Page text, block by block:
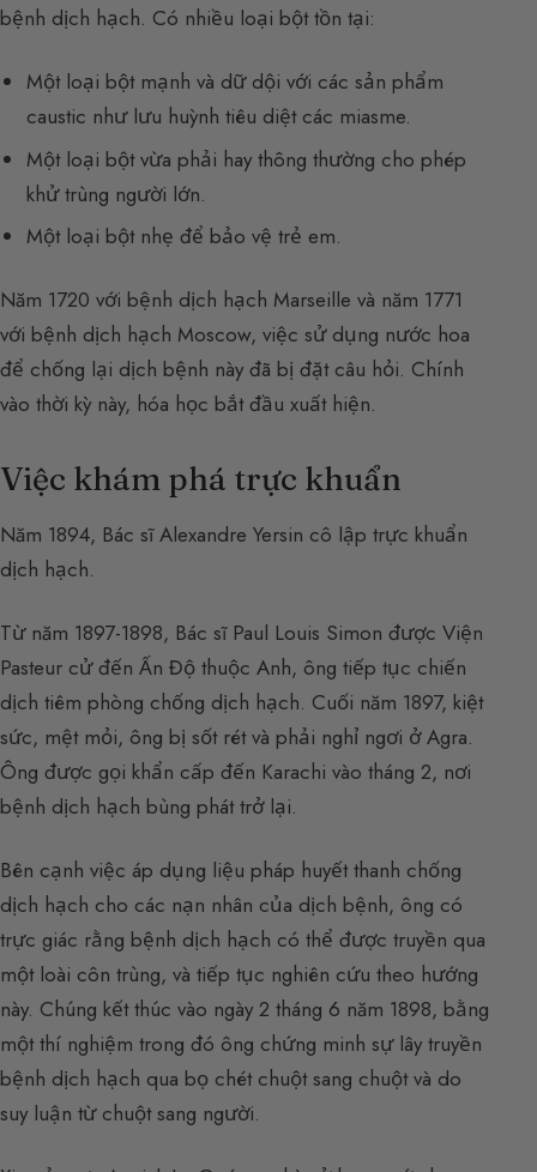
bệnh dịch hạch. Có nhiều loại bột tồn tại:
Một loại bột mạnh và dữ dội với các sản phẩm
caustic như lưu huỳnh tiêu diệt các miasme.
Một loại bột vừa phải hay thông thường cho phép
khử trùng người lớn.
Một loại bột nhẹ để bảo vệ trẻ em.
Năm 1720 với bệnh dịch hạch Marseille và năm 1771
với bệnh dịch hạch Moscow, việc sử dụng nước hoa
để chống lại dịch bệnh này đã bị đặt câu hỏi. Chính
vào thời kỳ này, hóa học bắt đầu xuất hiện.
Việc khám phá trực khuẩn
Năm 1894, Bác sĩ Alexandre Yersin cô lập trực khuẩn
dịch hạch.
Từ năm 1897-1898, Bác sĩ Paul Louis Simon được Viện
Pasteur cử đến Ấn Độ thuộc Anh, ông tiếp tục chiến
dịch tiêm phòng chống dịch hạch. Cuối năm 1897, kiệt
sức, mệt mỏi, ông bị sốt rét và phải nghỉ ngơi ở Agra.
Ông được gọi khẩn cấp đến Karachi vào tháng 2, nơi
bệnh dịch hạch bùng phát trở lại.
Bên cạnh việc áp dụng liệu pháp huyết thanh chống
dịch hạch cho các nạn nhân của dịch bệnh, ông có
trực giác rằng bệnh dịch hạch có thể được truyền qua
một loài côn trùng, và tiếp tục nghiên cứu theo hướng
này. Chúng kết thúc vào ngày 2 tháng 6 năm 1898, bằng
một thí nghiệm trong đó ông chứng minh sự lây truyền
bệnh dịch hạch qua bọ chét chuột sang chuột và do
suy luận từ chuột sang người.